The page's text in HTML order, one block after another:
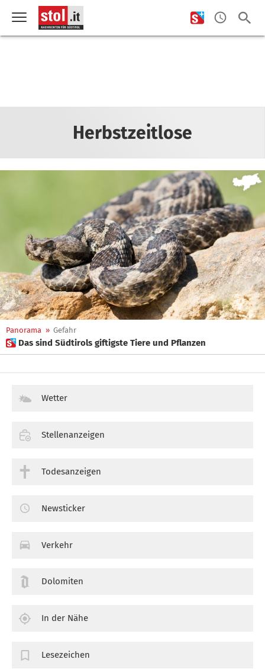
Herbstzeitlose
Panorama » Gefahr
 Das sind Südtirols giftigste Tiere und Pflanzen
Wetter
Stellenanzeigen
Todesanzeigen
Newsticker
Verkehr
Dolomiten
In der Nähe
Lesezeichen